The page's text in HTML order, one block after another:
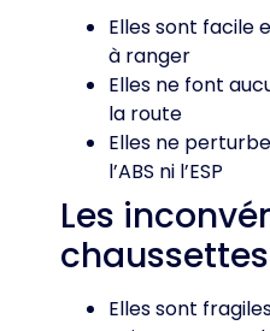
Elles sont facile
à ranger
Elles ne font
la route
Elles ne
l’ABS ni l’ESP
Les
Elles sont